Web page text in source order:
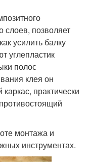
слоев, позволяет
усилить балку
углепластик
полос
клея он
практически
монтажа и
инструментах.